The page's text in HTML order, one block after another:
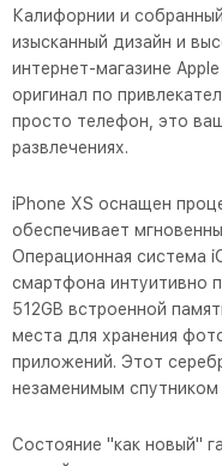
Калифорнии и
изысканный дизайн и
интернет-магазине
оригинал по
просто телефон, это
развлечениях.
iPhone XS оснащен
обеспечивает
Операционная система
смартфона интуитивно
512GB встроенной
места для хранения
приложений. Этот
незаменимым
Состояние "как новый"